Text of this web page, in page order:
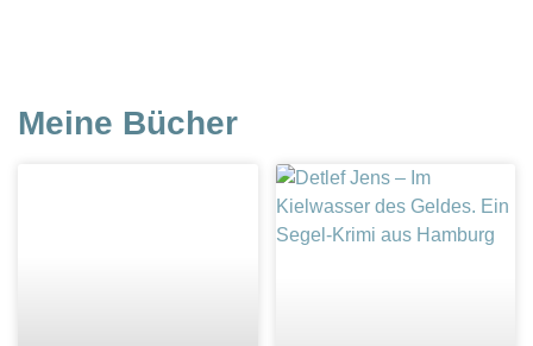
Meine Bücher